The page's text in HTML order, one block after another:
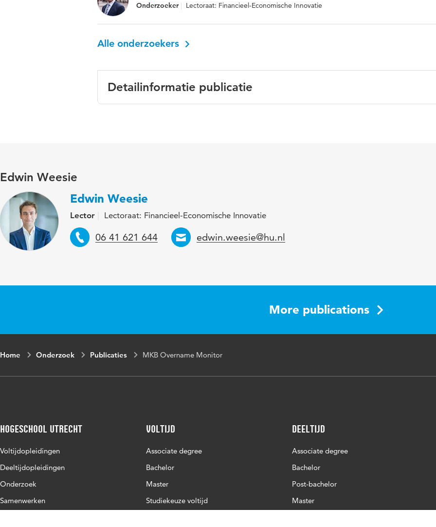
Onderzoeker Lectoraat: Financieel-Economische Innovatie
Alle onderzoekers
Detailinformatie publicatie
Edwin Weesie
Edwin Weesie
Lector Lectoraat: Financieel-Economische Innovatie
Telefoon
06 41 621 644 Email
edwin.weesie@hu.nl
More publications
Home Onderzoek Publicaties MKB Overname Monitor
Hogeschool Utrecht
Voltijdopleidingen
Deeltijdopleidingen
Onderzoek
Samenwerken
Voltijd
Associate degree
Bachelor
Master
Studiekeuze voltijd
Deeltijd
Associate degree
Bachelor
Post-bachelor
Master